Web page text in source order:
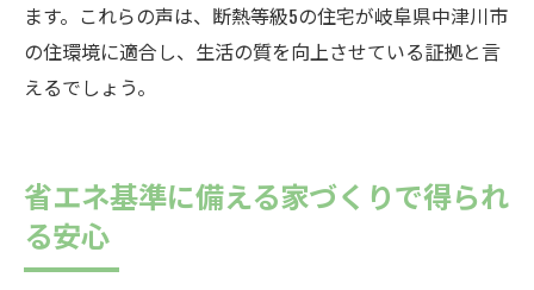
ます。これらの声は、断熱等級5の住宅が岐阜県中津川市
の住環境に適合し、生活の質を向上させている証拠と言
えるでしょう。
省エネ基準に備える家づくりで得られ
る安心